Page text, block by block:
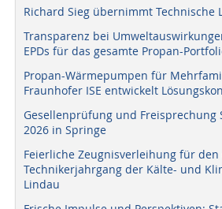
Richard Sieg übernimmt Technische
Transparenz bei
EPDs für das gesamte Propan-
Propan-Wärmepumpen für
Fraunhofer ISE entwickelt
Gesellenprüfung und Freisprechung
2026 in Springe
Feierliche Zeugnisverleihung für den
Technikerjahrgang der Kälte- und
Lindau